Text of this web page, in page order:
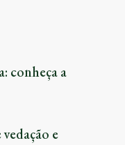
conheça a
e